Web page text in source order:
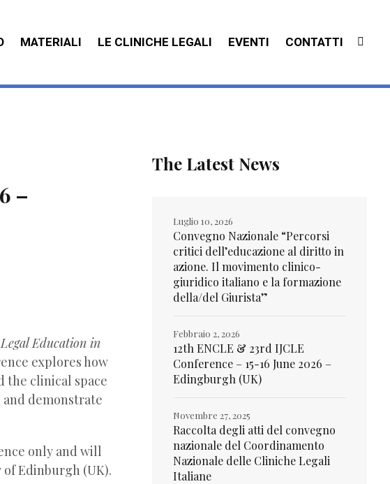
MATERIALI LE CLINICHE LEGALI EVENTI CONTATTI
–
Education in
explores how
the clinical space
demonstrate
only and will
Edinburgh (UK).
The Latest News
Convegno Nazionale “Percorsi
critici dell’educazione al diritto in
azione. Il movimento clinico-
giuridico italiano e la formazione
della/del Giurista”
Luglio 10, 2026
12th ENCLE & 23rd IJCLE
Conference – 15-16 June 2026 –
Edingburgh (UK)
Febbraio 2, 2026
Raccolta degli atti del convegno
nazionale del Coordinamento
Nazionale delle Cliniche Legali
Italiane
Novembre 27, 2025